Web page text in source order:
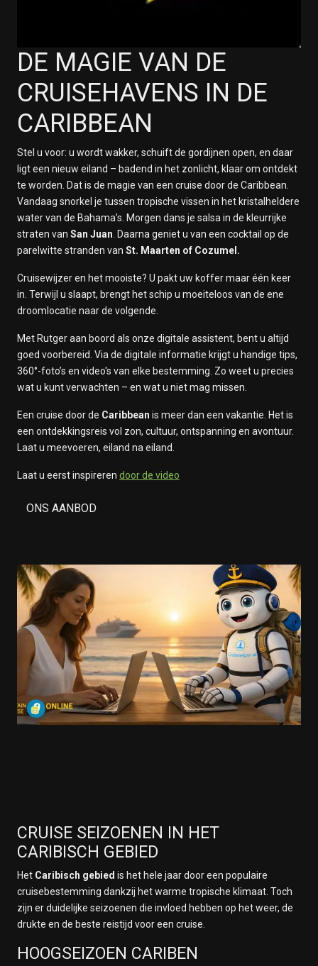
DE MAGIE VAN DE
CRUISEHAVENS IN DE
CARIBBEAN
Stel u voor: u wordt wakker, schuift de gordijnen open, en daar
ligt een nieuw eiland – badend in het zonlicht, klaar om ontdekt
te worden. Dat is de magie van een cruise door de Caribbean.
Vandaag snorkel je tussen tropische vissen in het kristalheldere
water van de Bahama’s. Morgen dans je salsa in de kleurrijke
straten van San Juan . Daarna geniet u van een cocktail op de
parelwitte stranden van St. Maarten of Cozumel.
Cruisewijzer en het mooiste? U pakt uw koffer maar één keer
in. Terwijl u slaapt, brengt het schip u moeiteloos van de ene
droomlocatie naar de volgende.
Met Rutger aan boord als onze digitale assistent, bent u altijd
goed voorbereid. Via de digitale informatie krijgt u handige tips,
360°-foto’s en video's van elke bestemming. Zo weet u precies
wat u kunt verwachten – en wat u niet mag missen.
Een cruise door de Caribbean is meer dan een vakantie. Het is
een ontdekkingsreis vol zon, cultuur, ontspanning en avontuur.
Laat u meevoeren, eiland na eiland.
Laat u eerst inspireren door de video
ONS AANBOD
CRUISE SEIZOENEN IN HET
CARIBISCH GEBIED
Het Caribisch gebied is het hele jaar door een populaire
cruisebestemming dankzij het warme tropische klimaat. Toch
zijn er duidelijke seizoenen die invloed hebben op het weer, de
drukte en de beste reistijd voor een cruise.
HOOGSEIZOEN CARIBEN